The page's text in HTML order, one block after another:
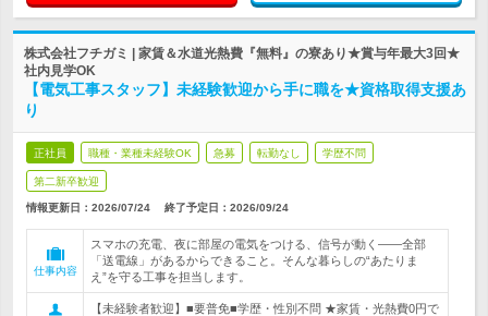
株式会社フチガミ | 家賃＆水道光熱費『無料』の寮あり★賞与年最大3回★
社内見学OK
【電気工事スタッフ】未経験歓迎から手に職を★資格取得支援あ
り
正社員 職種・業種未経験OK 急募 転勤なし 学歴不問
第二新卒歓迎
情報更新日：2026/07/24 終了予定日： 2026/09/24
仕事内容
スマホの充電、夜に部屋の電気をつける、信号が動く――全部
「送電線」があるからできること。そんな暮らしの“あたりま
え”を守る工事を担当します。
【未経験者歓迎】■要普免■学歴・性別不問 ★家賃・光熱費0円で